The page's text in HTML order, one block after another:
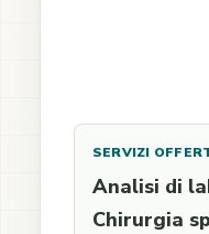
SERVIZI
Analisi di
Chirurgia